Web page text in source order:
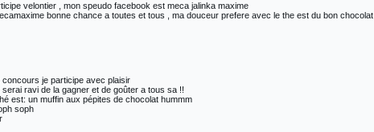
velontier , mon speudo facebook est meca jalinka maxime
bonne chance a toutes et tous , ma douceur prefere avec le the est du bon chocolat
je participe avec plaisir
ravi de la gagner et de goûter a tous sa !!
est: un muffin aux pépites de chocolat hummm
soph